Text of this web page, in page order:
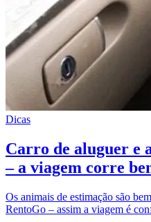
Dicas
Carro de aluguer e
– a viagem corre
Os animais de estimação são
RentoGo – assim a viagem é